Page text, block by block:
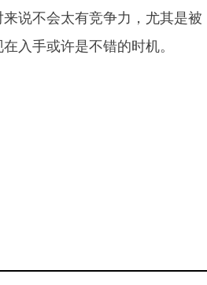
说不会太有竞争力，尤其是被
入手或许是不错的时机。